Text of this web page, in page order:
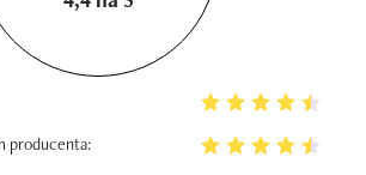
producenta: